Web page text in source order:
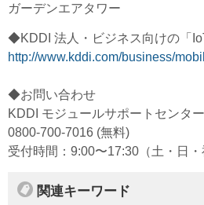
ガーデンエアタワー
◆KDDI 法人・ビジネス向けの「
http://www.kddi.com/business/
◆お問い合わせ
KDDI モジュールサポートセンター
0800-700-7016 (無料)
受付時間：9:00〜17:30（土・日・
関連キーワード